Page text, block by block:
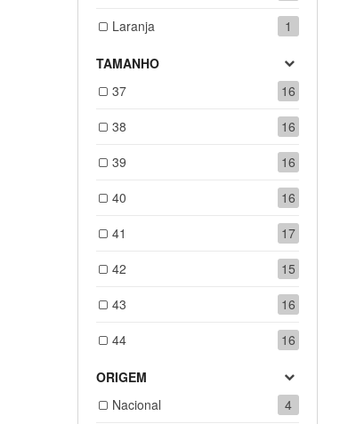
Laranja
1
TAMANHO
37
16
38
16
39
16
40
16
41
17
42
15
43
16
44
16
ORIGEM
Nacional
4